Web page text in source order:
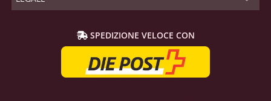
SPEDIZIONE VELOCE CON